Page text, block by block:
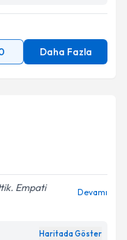
Daha Fazla
Empati
Devamı
Haritada Göster